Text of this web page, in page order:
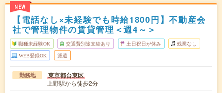
NEW
【電話なし×未経験でも時給1800円】不動産会
社で管理物件の賃貸管理＜週4～＞
職種未経験OK 交通費別途支給あり 土日祝日が休み 残業なし
WEB登録OK 派遣
勤務地 東京都台東区
上野駅から徒歩2分